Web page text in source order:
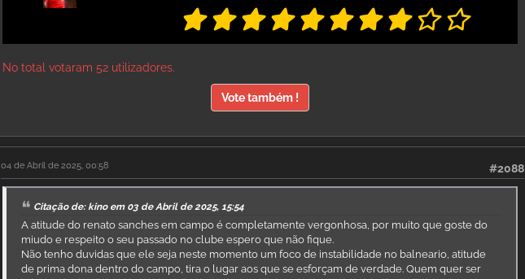
No total votaram 52 utilizadores.
Vote também !
#2088
04 de Abril de 2025, 00:58
Citação de: kino em 03 de Abril de 2025, 15:54
A atitude do renato sanches em campo é completamente vergonhosa, por muito que goste do
miudo e respeito o seu passado no clube espero que não fique.
Não tenho duvidas que ele seja neste momento um foco de instabilidade no balneario, atitude
de prima dona dentro do campo, tira o lugar aos que se esforçam de verdade. Quem quer ser